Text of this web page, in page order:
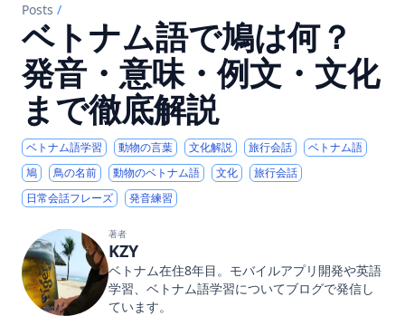
Posts /
ベトナム語で鳩は何？
発音・意味・例文・文化
まで徹底解説
ベトナム語学習 動物の言葉 文化解説 旅行会話
ベトナム語
鳩
鳥の名前 動物のベトナム語 文化
旅行会話
日常会話フレーズ
発音練習
著者
KZY
ベトナム在住8年目。モバイルアプリ開発や英語
学習、ベトナム語学習についてブログで発信し
ています。